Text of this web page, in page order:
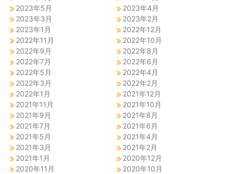
2023年5月
2023年4月
2023年3月
2023年2月
2023年1月
2022年12月
2022年11月
2022年10月
2022年9月
2022年8月
2022年7月
2022年6月
2022年5月
2022年4月
2022年3月
2022年2月
2022年1月
2021年12月
2021年11月
2021年10月
2021年9月
2021年8月
2021年7月
2021年6月
2021年5月
2021年4月
2021年3月
2021年2月
2021年1月
2020年12月
2020年11月
2020年10月